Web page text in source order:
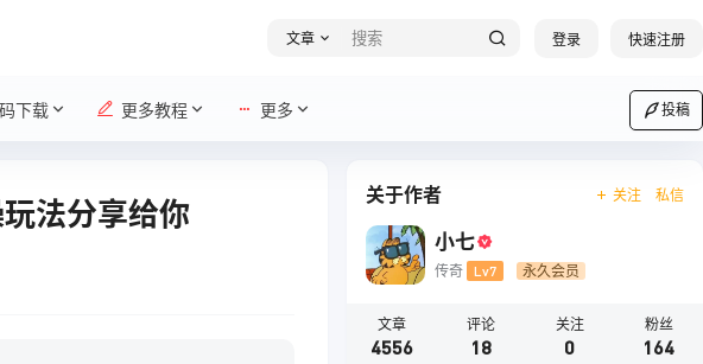
文章 登录 快速注册
下载 更多教程 更多 投稿
法分享给你
关于作者 关注 私信
小七
传奇 Lv7 永久会员
文章
4556
评论
18
关注
0
粉丝
164